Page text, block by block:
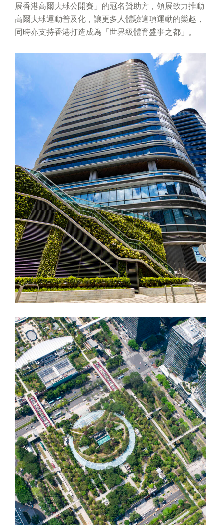
展香港高爾夫球公開賽」的冠名贊助方，領展致力推動
高爾夫球運動普及化，讓更多人體驗這項運動的樂趣，
同時亦支持香港打造成為「世界級體育盛事之都」。